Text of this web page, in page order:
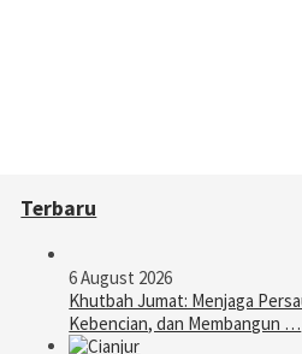
Terbaru
6 August 2026
Khutbah Jumat: Menjaga
Kebencian, dan Membangun …